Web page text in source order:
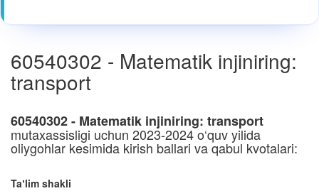
60540302 - Matematik injiniring:
transport
60540302 - Matematik injiniring: transport
mutaxassisligi uchun 2023-2024 o‘quv yilida
oliygohlar kesimida kirish ballari va qabul kvotalari:
Taʼlim shakli